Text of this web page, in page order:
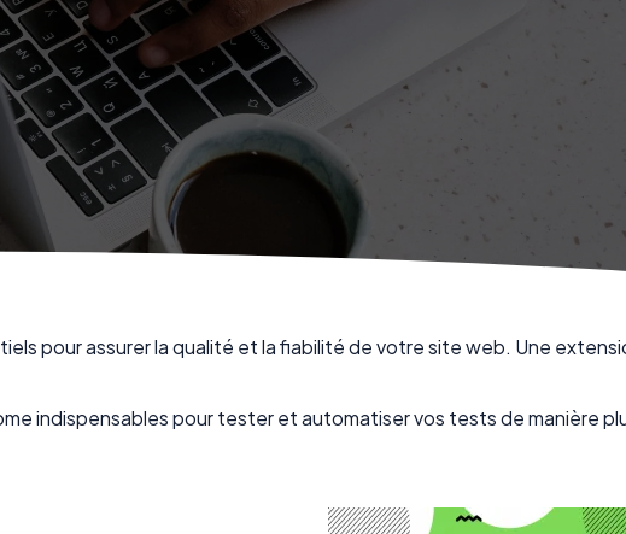
pour assurer la qualité et la fiabilité de votre site web. Une
indispensables pour tester et automatiser vos tests de manière